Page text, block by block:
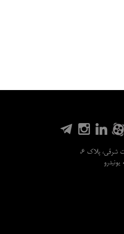
آدرس: تهران، خیابان کارگر شمالی،خیابان نصرت شرقی، پلاک 6،